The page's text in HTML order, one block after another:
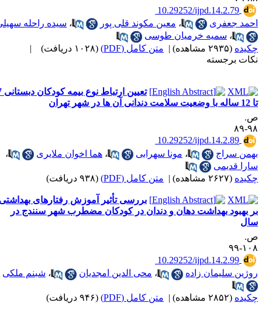
‎ 10.29252/ijpd.14.2.79
جعفری
،معین مکوند قلی پور ،سیده راحله سهیلی
،سمیه خرمیان طوسی
(۲۹۳۵ مشاهده) | متن کامل (PDF) (۱۰۲۸ دریافت)
|
برجسته
تعیین ارتباط نوع بیمه کودکان دبستانی 7
آن ها در شهر تهران
۸۹
‎ 10.29252/ijpd.14.2.89
سراج
،مونا سهرابی ،هما اخوان ملایری
،
قدیمی
(۲۶۲۷ مشاهده) | متن کامل (PDF) (۹۳۸ دریافت)
بررسی تأثیر آموزش رفتارهای بهداشتی
بهبود بهداشت دهان و دندان در کودکان مضطرب شهر سنندج در
۹۹
‎ 10.29252/ijpd.14.2.99
سلیمان زاده
،محی الدین امجدیان ،شبنم ملکی
(۲۸۵۲ مشاهده) | متن کامل (PDF) (۹۴۶ دریافت)